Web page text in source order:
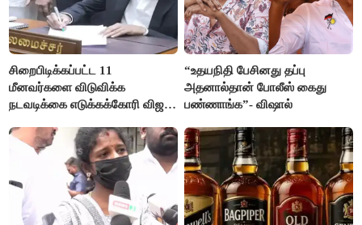
சிறைபிடிக்கப்பட்ட 11
மீனவர்களை விடுவிக்க
நடவடிக்கை எடுக்கக்கோரி விஜய்
“உதயநிதி பேசினது தப்பு
அதனால்தான் போலீஸ் கைது
பண்ணாங்க”- விஷால்